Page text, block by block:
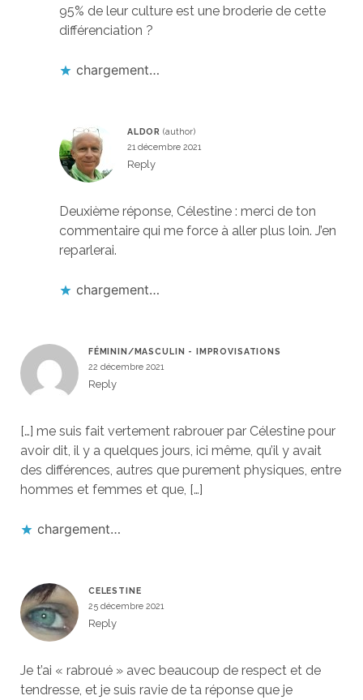
95% de leur culture est une broderie de cette
différenciation ?
chargement…
ALDOR
21 décembre 2021
Reply
Deuxième réponse, Célestine : merci de ton
commentaire qui me force à aller plus loin. J’en
reparlerai.
chargement…
FÉMININ/MASCULIN - IMPROVISATIONS
22 décembre 2021
Reply
[…] me suis fait vertement rabrouer par Célestine pour
avoir dit, il y a quelques jours, ici même, qu’il y avait
des différences, autres que purement physiques, entre
hommes et femmes et que, […]
chargement…
CELESTINE
25 décembre 2021
Reply
Je t’ai « rabroué » avec beaucoup de respect et de
tendresse, et je suis ravie de ta réponse que je